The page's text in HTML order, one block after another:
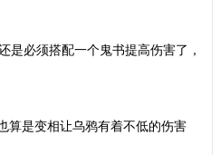
是必须搭配一个鬼书提高伤害了，
算是变相让乌鸦有着不低的伤害